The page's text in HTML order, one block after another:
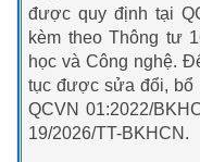
được quy định tại
kèm theo Thông tư
học và Công nghệ.
tục được sửa đổi, bổ
QCVN 01:2022/
19/2026/TT-BKHCN.